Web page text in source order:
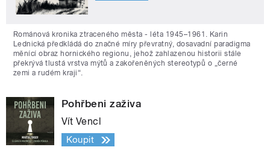
Románová kronika ztraceného města - léta 1945–1961. Karin
Lednická předkládá do značné míry převratný, dosavadní paradigma
měnící obraz hornického regionu, jehož zahlazenou historii stále
překrývá tlustá vrstva mýtů a zakořeněných stereotypů o „černé
zemi a rudém kraji“.
Pohřbeni zaživa
Vít Vencl
Koupit